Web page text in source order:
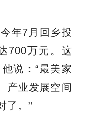
年7月回乡投
700万元。这
他说 ： “最美家
产业发展空间
。 ”